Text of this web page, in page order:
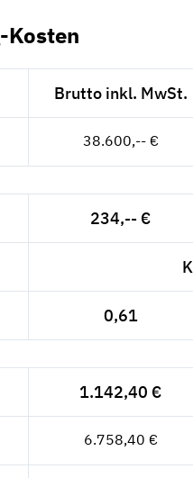
Kosten
Brutto inkl. MwSt.
38.600,-- €
234,-- €
0,61
1.142,40 €
6.758,40 €